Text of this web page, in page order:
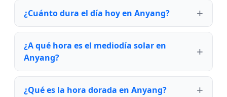
¿Cuánto dura el día hoy en Anyang?
¿A qué hora es el mediodía solar en
Anyang?
¿Qué es la hora dorada en Anyang?